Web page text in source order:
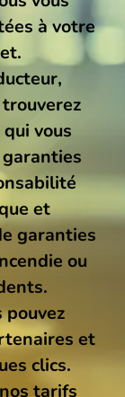
à votre
vous
et
garanties
ou
et
clics.
tarifs